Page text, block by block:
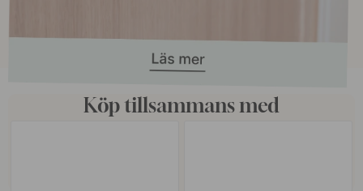
Köp tillsammans med